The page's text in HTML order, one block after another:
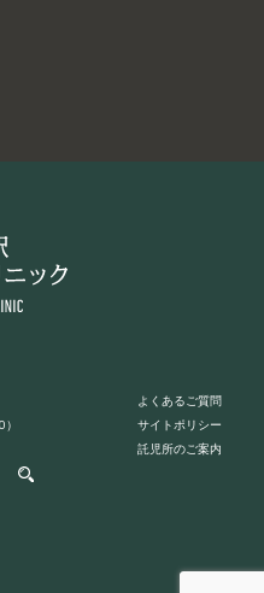
）
よくあるご質問
サイトポリシー
託児所のご案内